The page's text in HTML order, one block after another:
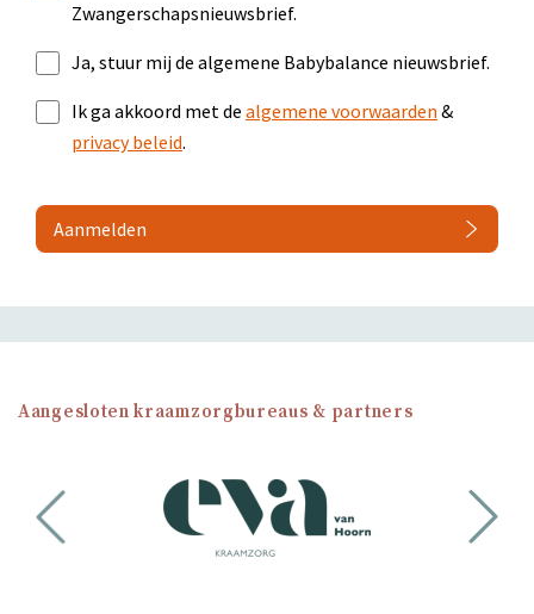
Zwangerschapsnieuwsbrief.
Ja, stuur mij de algemene Babybalance nieuwsbrief.
Ik ga akkoord met de algemene voorwaarden &
privacy beleid.
Aanmelden
Aangesloten kraamzorgbureaus & partners